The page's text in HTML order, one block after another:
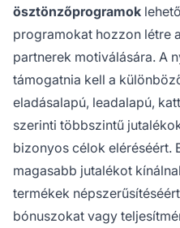
ösztönzőprogramok
programokat hozzon létre
partnerek motiválására. A
támogatnia kell a
eladásalapú, leadalapú,
szerinti többszintű
bizonyos célok eléréséért.
magasabb jutalékot
termékek
bónuszokat vagy